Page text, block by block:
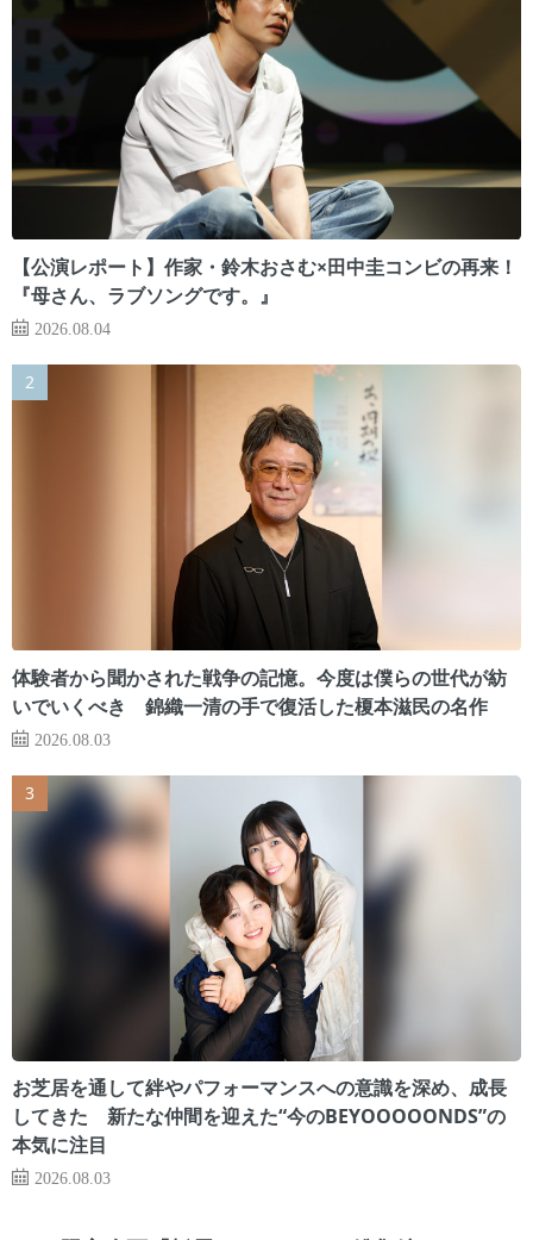
【公演レポート】作家・鈴木おさむ×田中圭コンビの再来！
『母さん、ラブソングです。』
2026.08.04
体験者から聞かされた戦争の記憶。今度は僕らの世代が紡
いでいくべき 錦織一清の手で復活した榎本滋民の名作
2026.08.03
お芝居を通して絆やパフォーマンスへの意識を深め、成長
してきた 新たな仲間を迎えた“今のBEYOOOOONDS”の
本気に注目
2026.08.03